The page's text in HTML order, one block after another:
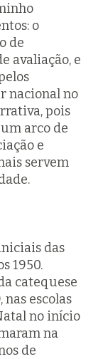
o
de
avaliação, e
nacional no
pois
arco de
e
servem
das
1950.
catequese
nas escolas
no início
na
de